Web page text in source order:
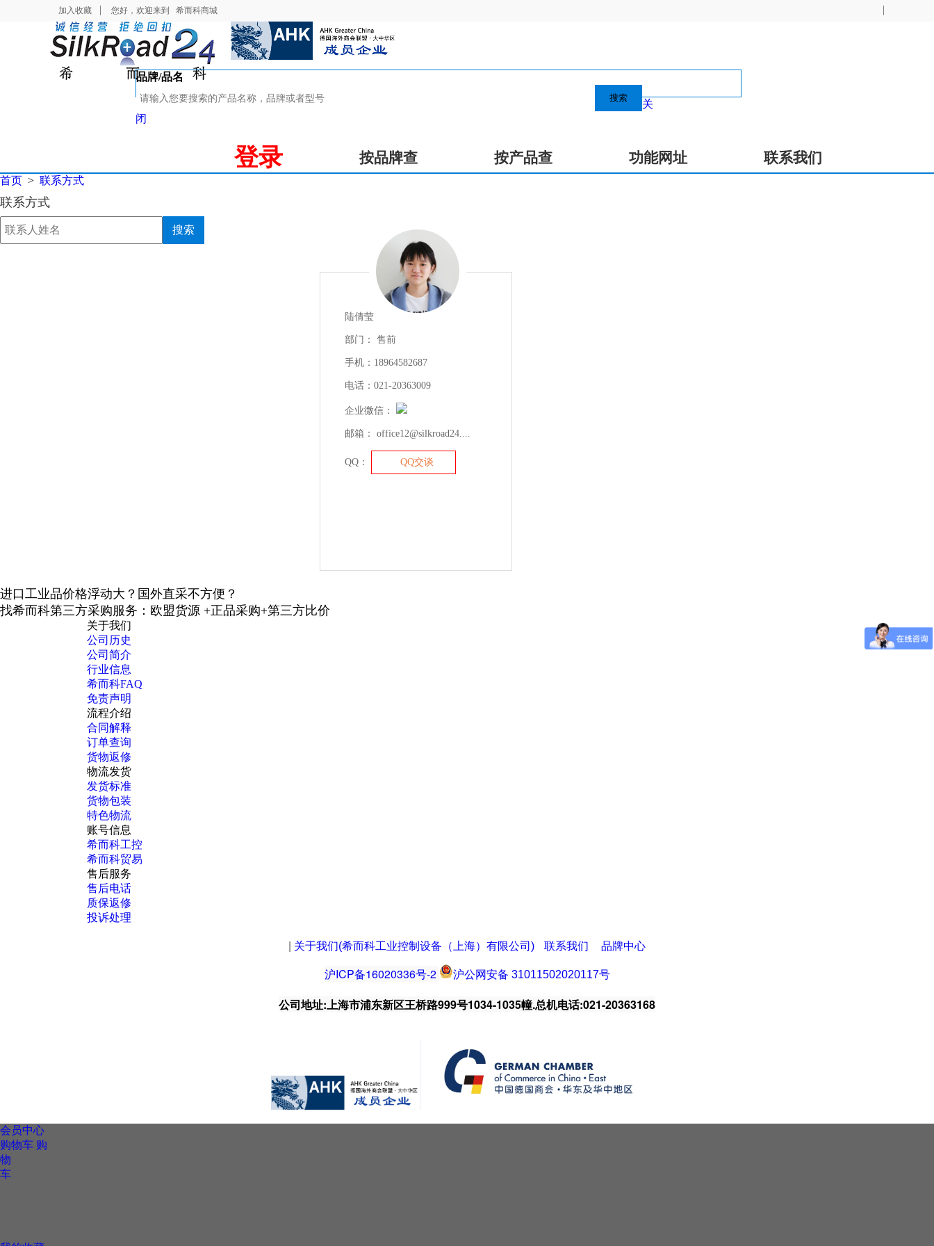
加入收藏 您好，欢迎来到 希而科商城
品牌/品名
搜索
关
闭
投诉热线:021-20363080
登录 按品牌查 按产品查 功能网址 联系我们
首页 > 联系方式
联系方式
搜索
陆倩莹
部门： 售前
手机：18964582687
电话：021-20363009
企业微信：
邮箱： office12@silkroad24....
QQ： QQ交谈
进口工业品价格浮动大？国外直采不方便？
找希而科第三方采购服务：欧盟货源 +正品采购+第三方比价
关于我们
公司历史
公司简介
行业信息
希而科FAQ
免责声明
流程介绍
合同解释
订单查询
货物返修
物流发货
发货标准
货物包装
特色物流
账号信息
希而科工控
希而科贸易
售后服务
售后电话
质保返修
投诉处理
关于我们(希而科工业控制设备（上海）有限公司) 联系我们 品牌中心
沪ICP备16020336号-2 沪公网安备 31011502020117号
公司地址:上海市浦东新区王桥路999号1034-1035幢.总机电话:021-20363168
会员中心
购物车 购
物
车